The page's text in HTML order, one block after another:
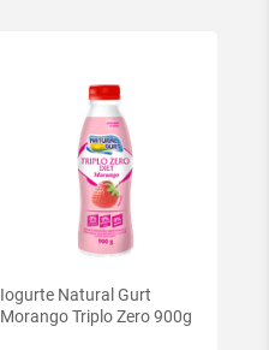
Iogurte Natural Gurt
Morango Triplo Zero 900g